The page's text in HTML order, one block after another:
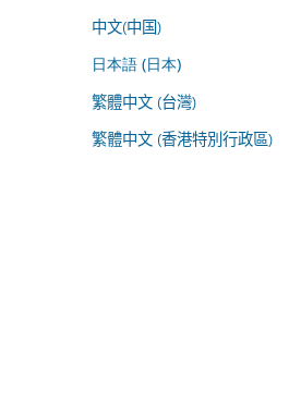
中文(中国)
日本語 (日本)
繁體中文 (台灣)
繁體中文 (香港特別行政區)